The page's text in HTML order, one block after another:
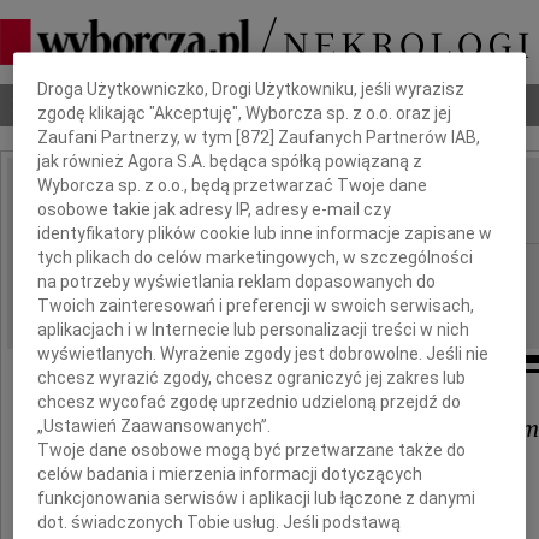
Nekrologi Odeszli Poradnik pogrzebowy
IMIĘ I NAZWISKO: Barbara Piotrowska
REGION: Kraków
DATA EMISJI: 25.01.2010
Krzyśkowi i Weronice z
składamy
wyrazy współczucia po odejściu
Dbamy o Twoją prywatność
Droga Użytkowniczko, Drogi Użytkowniku, jeśli wyrazisz
zgodę klikając "Akceptuję", Wyborcza sp. z o.o. oraz jej
Zaufani Partnerzy, w tym [872 ] Zaufanych Partnerów IAB,
jak również Agora S.A. będąca spółką powiązaną z
Wyborcza sp. z o.o., będą przetwarzać Twoje dane
osobowe takie jak adresy IP, adresy e-mail czy
identyfikatory plików cookie lub inne informacje zapisane w
tych plikach do celów marketingowych, w szczególności
na potrzeby wyświetlania reklam dopasowanych do
Twoich zainteresowań i preferencji w swoich serwisach,
aplikacjach i w Internecie lub personalizacji treści w nich
wyświetlanych. Wyrażenie zgody jest dobrowolne. Jeśli nie
chcesz wyrazić zgody, chcesz ograniczyć jej zakres lub
chcesz wycofać zgodę uprzednio udzieloną przejdź do
„Ustawień Zaawansowanych”.
Twoje dane osobowe mogą być przetwarzane także do
celów badania i mierzenia informacji dotyczących
funkcjonowania serwisów i aplikacji lub łączone z danymi
dot. świadczonych Tobie usług. Jeśli podstawą